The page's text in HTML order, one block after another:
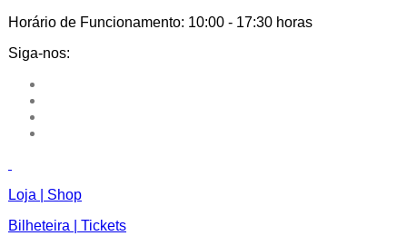
Horário de Funcionamento: 10:00 - 17:30 horas
Siga-nos:
Loja | Shop
Bilheteira | Tickets